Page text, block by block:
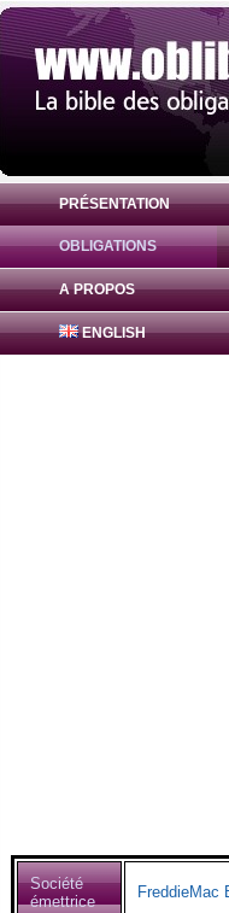
PRÉSENTATION
OBLIGATIONS
A PROPOS
ENGLISH
Obligation
Société
émettrice
FreddieMac